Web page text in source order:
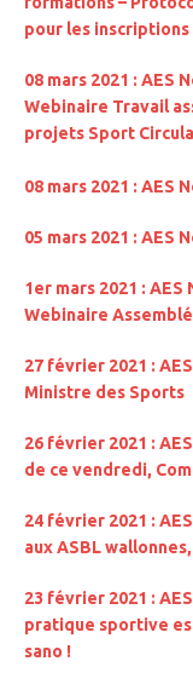
pour les inscriptions
08 mars 2021 : AES
Webinaire Travail
projets Sport
08 mars 2021 : AES
05 mars 2021 : AES
1er mars 2021 :
Webinaire
27 février 2021 :
Ministre des Sports
26 février 2021 :
de ce vendredi,
24 février 2021 :
aux ASBL
23 février 2021 :
pratique sportive
sano !